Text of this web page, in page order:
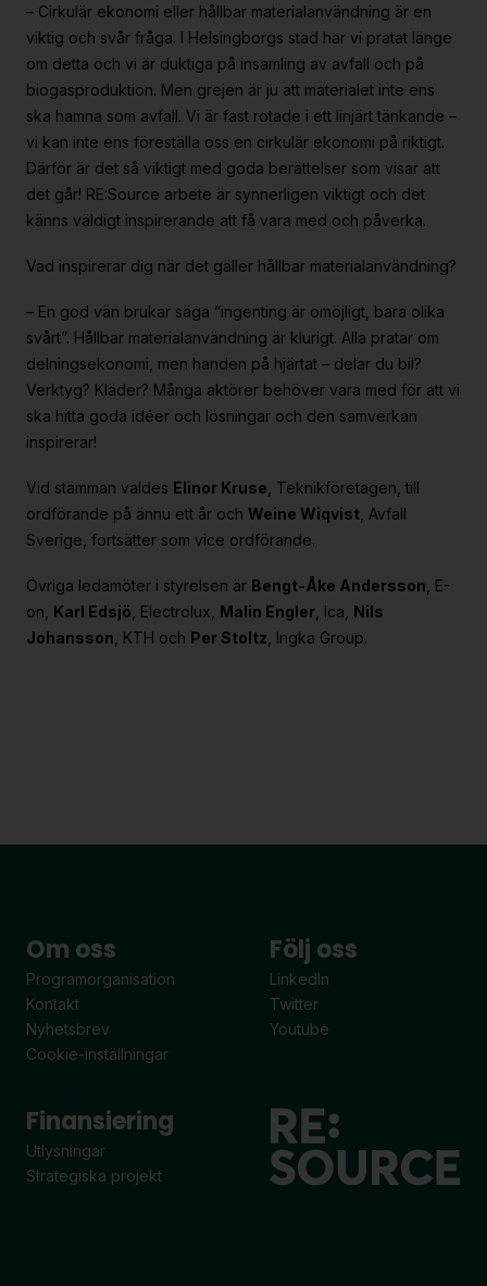
– Cirkulär ekonomi eller hållbar materialanvändning är en
viktig och svår fråga. I Helsingborgs stad har vi pratat länge
om detta och vi är duktiga på insamling av avfall och på
biogasproduktion. Men grejen är ju att materialet inte ens
ska hamna som avfall. Vi är fast rotade i ett linjärt tänkande –
vi kan inte ens föreställa oss en cirkulär ekonomi på riktigt.
Därför är det så viktigt med goda berättelser som visar att
det går! RE:Source arbete är synnerligen viktigt och det
känns väldigt inspirerande att få vara med och påverka.
Vad inspirerar dig när det gäller hållbar materialanvändning?
– En god vän brukar säga ”ingenting är omöjligt, bara olika
svårt”. Hållbar materialanvändning är klurigt. Alla pratar om
delningsekonomi, men handen på hjärtat – delar du bil?
Verktyg? Kläder? Många aktörer behöver vara med för att vi
ska hitta goda idéer och lösningar och den samverkan
inspirerar!
Vid stämman valdes Elinor Kruse , Teknikföretagen, till
ordförande på ännu ett år och Weine Wiqvist , Avfall
Sverige, fortsätter som vice ordförande.
Övriga ledamöter i styrelsen är Bengt-Åke Andersson , E-
on, Karl Edsjö , Electrolux, Malin Engler , Ica, Nils
Johansson , KTH och Per Stoltz , Ingka Group.
Om oss
Programorganisation
Kontakt
Nyhetsbrev
Cookie-inställningar
Följ oss
LinkedIn
Twitter
Youtube
Finansiering
Utlysningar
Strategiska projekt